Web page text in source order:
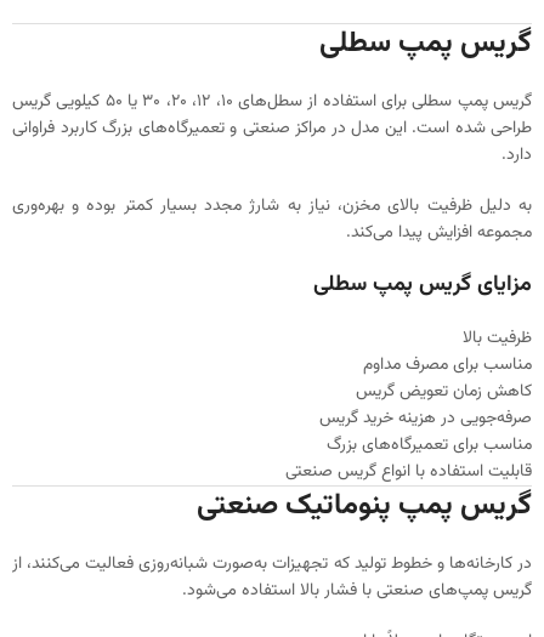
گریس پمپ سطلی
گریس پمپ سطلی برای استفاده از سطل‌های ۱۰، ۱۲، ۲۰، ۳۰ یا ۵۰ کیلویی گریس
طراحی شده است. این مدل در مراکز صنعتی و تعمیرگاه‌های بزرگ کاربرد فراوانی
دارد.
به دلیل ظرفیت بالای مخزن، نیاز به شارژ مجدد بسیار کمتر بوده و بهره‌وری
مجموعه افزایش پیدا می‌کند.
مزایای گریس پمپ سطلی
ظرفیت بالا
مناسب برای مصرف مداوم
کاهش زمان تعویض گریس
صرفه‌جویی در هزینه خرید گریس
مناسب برای تعمیرگاه‌های بزرگ
قابلیت استفاده با انواع گریس صنعتی
گریس پمپ پنوماتیک صنعتی
در کارخانه‌ها و خطوط تولید که تجهیزات به‌صورت شبانه‌روزی فعالیت می‌کنند، از
گریس پمپ‌های صنعتی با فشار بالا استفاده می‌شود.